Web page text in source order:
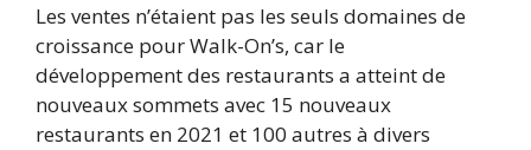
Les ventes n’étaient pas les seuls domaines de
croissance pour Walk-On’s, car le
développement des restaurants a atteint de
nouveaux sommets avec 15 nouveaux
restaurants en 2021 et 100 autres à divers